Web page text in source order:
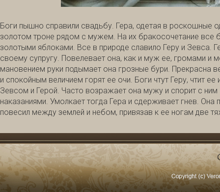
Боги пышно справили свадьбу. Гера, одетая в роскошные
золотом троне рядом с мужем. На их бракосочетание все
золотыми яблоками. Все в природе славило Геру и Зевса.
своему супругу. Повелевает она, как и муж ее, громами
мановением руки подымает она грозные бури. Прекрасна
и спокойным величием горят ее очи. Боги чтут Геру, чтит
Зевсом и Герой. Часто возражает она мужу и спорит с
наказаниями. Умолкает тогда Гера и сдерживает гнев.
повесил между землей и небом, привязав к ее ногам две